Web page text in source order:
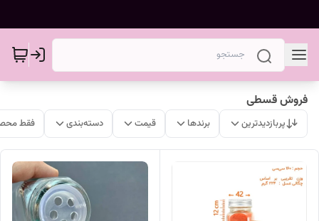
فروش قسطی
پربازدیدترین برندها قیمت دسته‌بندی فقط